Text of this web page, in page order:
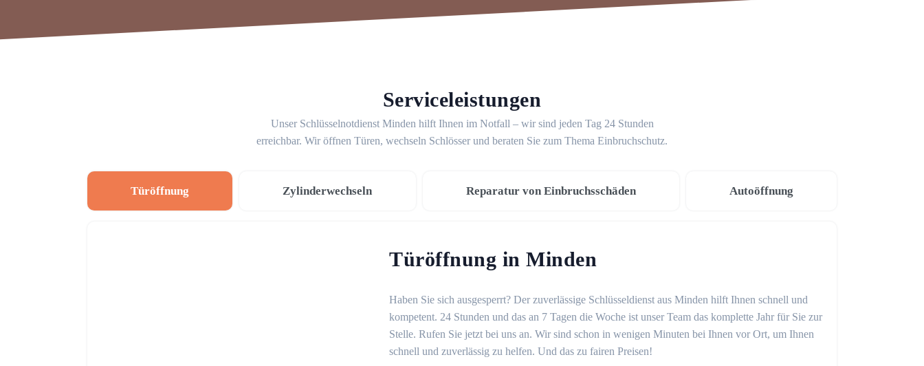
Serviceleistungen
Unser Schlüsselnotdienst Minden hilft Ihnen im Notfall – wir sind jeden Tag 24 Stunden
erreichbar. Wir öffnen Türen, wechseln Schlösser und beraten Sie zum Thema Einbruchschutz.
Türöffnung Zylinderwechseln Reparatur von Einbruchsschäden Autoöffnung
Türöffnung in Minden
Haben Sie sich ausgesperrt? Der zuverlässige Schlüsseldienst aus Minden hilft Ihnen schnell und
kompetent. 24 Stunden und das an 7 Tagen die Woche ist unser Team das komplette Jahr für Sie zur
Stelle. Rufen Sie jetzt bei uns an. Wir sind schon in wenigen Minuten bei Ihnen vor Ort, um Ihnen
schnell und zuverlässig zu helfen. Und das zu fairen Preisen!